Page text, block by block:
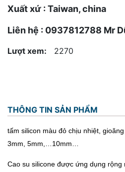
Xuất xứ : Taiwan, china
Liên hệ : 0937812788 Mr
Lượt xem: 2270
THÔNG TIN SẢN PHẨM
tấm silicon màu đỏ chịu nhiệt,
3mm, 5mm,…10mm…
Cao su silicone được ứng dụng rộng